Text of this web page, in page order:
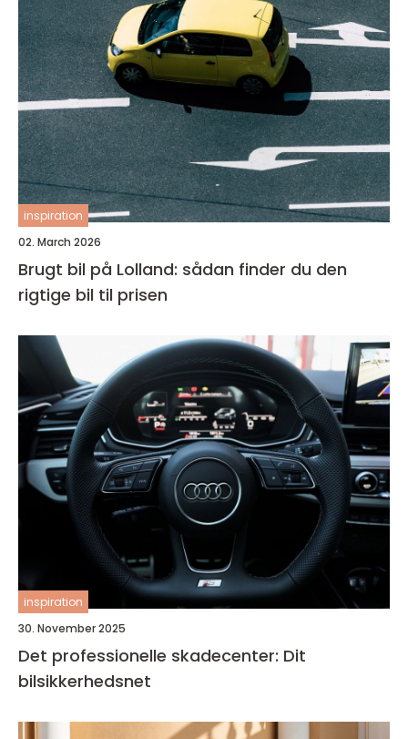
inspiration
02. March 2026
Brugt bil på Lolland: sådan finder du den
rigtige bil til prisen
inspiration
30. November 2025
Det professionelle skadecenter: Dit
bilsikkerhedsnet